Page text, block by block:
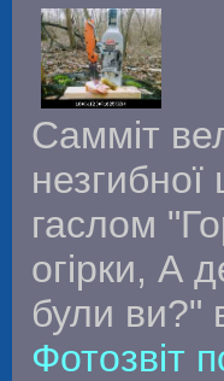
Самміт
незгибної
гаслом
огірки, А
були ви?"
Фотозвіт